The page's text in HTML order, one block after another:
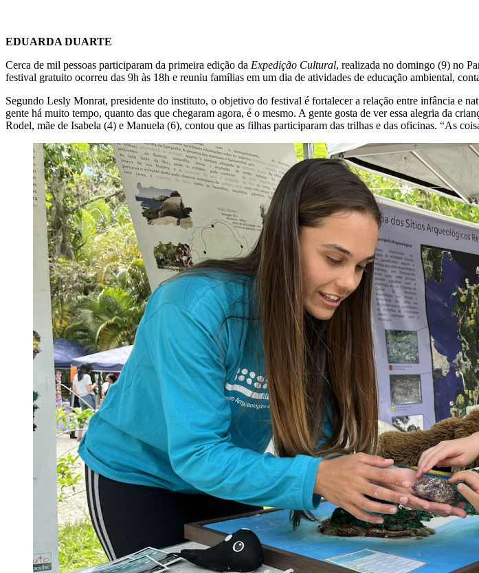
EDUARDA DUARTE
Cerca de mil pessoas participaram da primeira edição da Expedição Cultural, realizada no domingo (9) no
festival gratuito ocorreu das 9h às 18h e reuniu famílias em um dia de atividades de educação ambiental,
Segundo Lesly Monrat, presidente do instituto, o objetivo do festival é fortalecer a relação entre infância e
gente há muito tempo, quanto das que chegaram agora, é o mesmo. A gente gosta de ver essa alegria da
Rodel, mãe de Isabela (4) e Manuela (6), contou que as filhas participaram das trilhas e das oficinas. “As